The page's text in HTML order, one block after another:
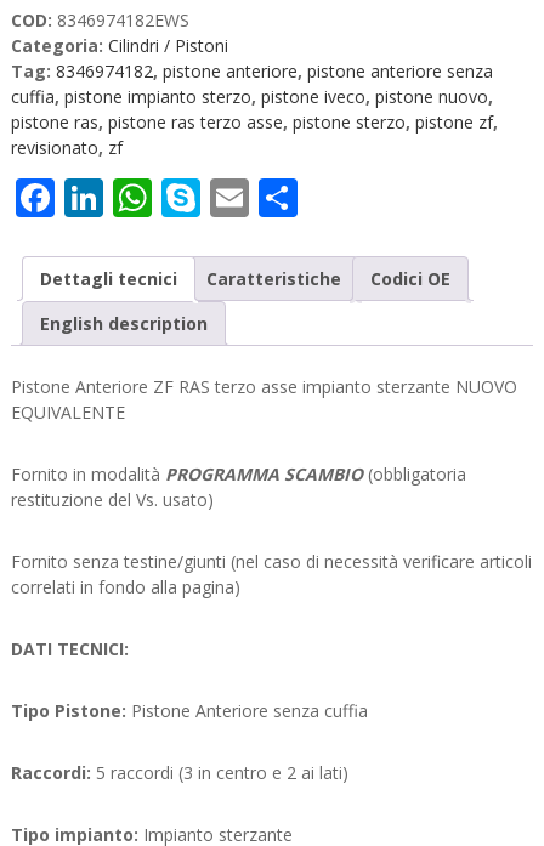
RAS
III
Asse
Nuovo
quantità
COD: 8346974182EWS
Categoria: Cilindri / Pistoni
Tag: 8346974182, pistone anteriore, pistone anteriore senza
cuffia, pistone impianto sterzo, pistone iveco, pistone nuovo,
pistone ras, pistone ras terzo asse, pistone sterzo, pistone zf,
revisionato, zf
Facebook
LinkedIn
WhatsApp
Skype
EmailCondividi
Dettagli tecnici Caratteristiche
Codici OE
English description
Pistone Anteriore ZF RAS terzo asse impianto sterzante NUOVO
EQUIVALENTE
Fornito in modalità PROGRAMMA SCAMBIO(obbligatoria
restituzione del Vs. usato)
Fornito senza testine/giunti (nel caso di necessità verificare articoli
correlati in fondo alla pagina)
DATI TECNICI:
Tipo Pistone: Pistone Anteriore senza cuffia
Raccordi: 5 raccordi (3 in centro e 2 ai lati)
Tipo impianto: Impianto sterzante